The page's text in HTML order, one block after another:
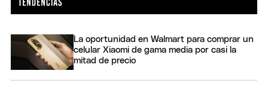
La oportunidad en Walmart para comprar un
celular Xiaomi de gama media por casi la
mitad de precio